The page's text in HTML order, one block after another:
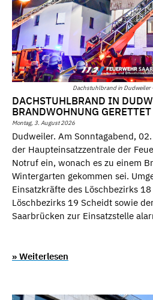
Dachstuhlbrand in Dudweiler
DACHSTUHLBRAND IN
BRANDWOHNUNG GERETTET
Montag, 3. August 2026
Dudweiler. Am Sonntagabend,
der Haupteinsatzzentrale der
Notruf ein, wonach es zu einem
Wintergarten gekommen sei.
Einsatzkräfte des Löschbezirks
Löschbezirks 19 Scheidt sowie
Saarbrücken zur Einsatzstelle
» Weiterlesen